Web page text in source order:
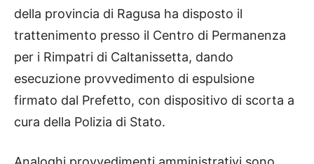
della provincia di Ragusa ha disposto il
trattenimento presso il Centro di Permanenza
per i Rimpatri di Caltanissetta, dando
esecuzione provvedimento di espulsione
firmato dal Prefetto, con dispositivo di scorta a
cura della Polizia di Stato.